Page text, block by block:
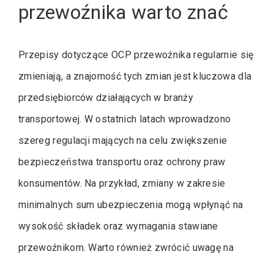
przewoźnika warto znać
Przepisy dotyczące OCP przewoźnika regularnie się
zmieniają, a znajomość tych zmian jest kluczowa dla
przedsiębiorców działających w branży
transportowej. W ostatnich latach wprowadzono
szereg regulacji mających na celu zwiększenie
bezpieczeństwa transportu oraz ochrony praw
konsumentów. Na przykład, zmiany w zakresie
minimalnych sum ubezpieczenia mogą wpłynąć na
wysokość składek oraz wymagania stawiane
przewoźnikom. Warto również zwrócić uwagę na